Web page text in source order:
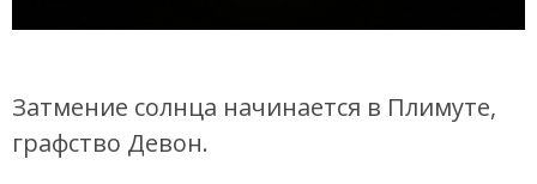
Затмение солнца начинается в Плимуте,
графство Девон.